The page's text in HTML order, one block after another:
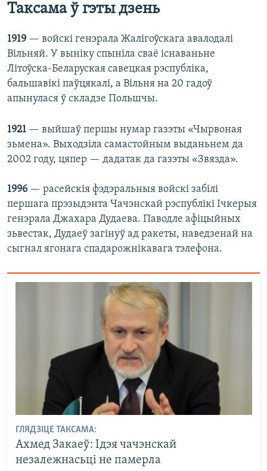
Таксама ў гэты дзень
1919 — войскі генэрала Жалігоўскага авалодалі
Вільняй. У выніку спыніла сваё існаваньне
Літоўска-Беларуская савецкая рэспубліка,
бальшавікі паўцякалі, а Вільня на 20 гадоў
апынулася ў складзе Польшчы.
1921 — выйшаў першы нумар газэты «Чырвоная
зьмена». Выходзіла самастойным выданьнем да
2002 году, цяпер — дадатак да газэты «Звязда».
1996— расейскія фэдэральныя войскі забілі
першага прэзыдэнта Чачэнскай рэспублікі Ічкерыя
генэрала Джахара Дудаева. Паводле афіцыйных
зьвестак, Дудаеў загінуў ад ракеты, наведзенай на
сыгнал ягонага спадарожнікавага тэлефона.
ГЛЯДЗІЦЕ ТАКСАМА:
Ахмед Закаеў: Ідэя чачэнскай
незалежнасьці не памерла